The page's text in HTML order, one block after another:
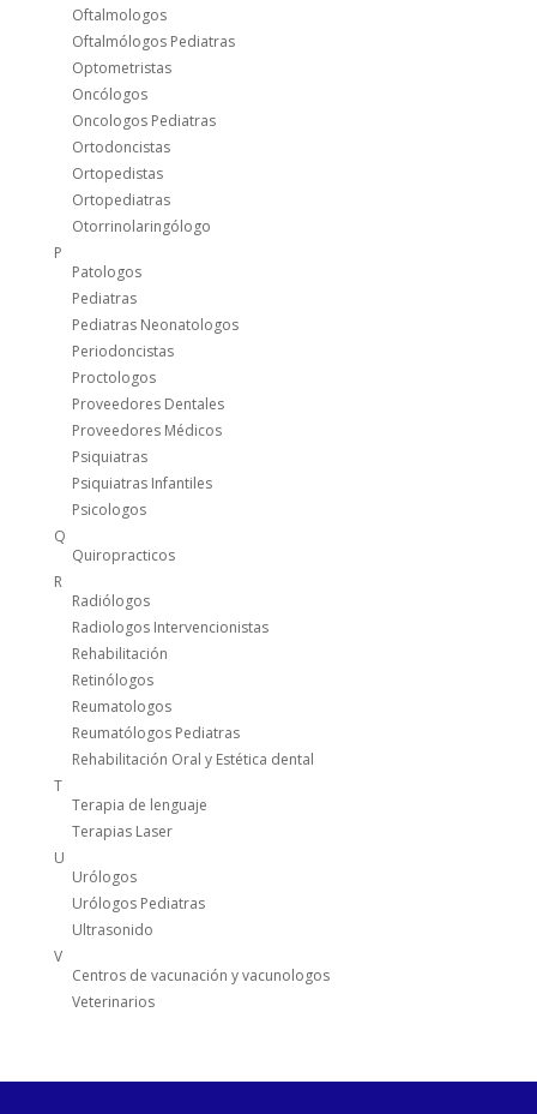
Oftalmologos
Oftalmólogos Pediatras
Optometristas
Oncólogos
Oncologos Pediatras
Ortodoncistas
Ortopedistas
Ortopediatras
Otorrinolaringólogo
P
Patologos
Pediatras
Pediatras Neonatologos
Periodoncistas
Proctologos
Proveedores Dentales
Proveedores Médicos
Psiquiatras
Psiquiatras Infantiles
Psicologos
Q
Quiropracticos
R
Radiólogos
Radiologos Intervencionistas
Rehabilitación
Retinólogos
Reumatologos
Reumatólogos Pediatras
Rehabilitación Oral y Estética dental
T
Terapia de lenguaje
Terapias Laser
U
Urólogos
Urólogos Pediatras
Ultrasonido
V
Centros de vacunación y vacunologos
Veterinarios